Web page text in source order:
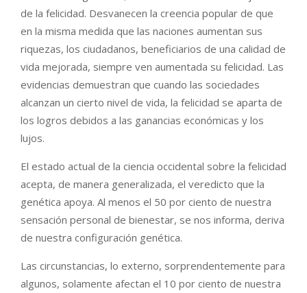
de la felicidad. Desvanecen la creencia popular de que
en la misma medida que las naciones aumentan sus
riquezas, los ciudadanos, beneficiarios de una calidad de
vida mejorada, siempre ven aumentada su felicidad. Las
evidencias demuestran que cuando las sociedades
alcanzan un cierto nivel de vida, la felicidad se aparta de
los logros debidos a las ganancias económicas y los
lujos.
El estado actual de la ciencia occidental sobre la felicidad
acepta, de manera generalizada, el veredicto que la
genética apoya. Al menos el 50 por ciento de nuestra
sensación personal de bienestar, se nos informa, deriva
de nuestra configuración genética.
Las circunstancias, lo externo, sorprendentemente para
algunos, solamente afectan el 10 por ciento de nuestra